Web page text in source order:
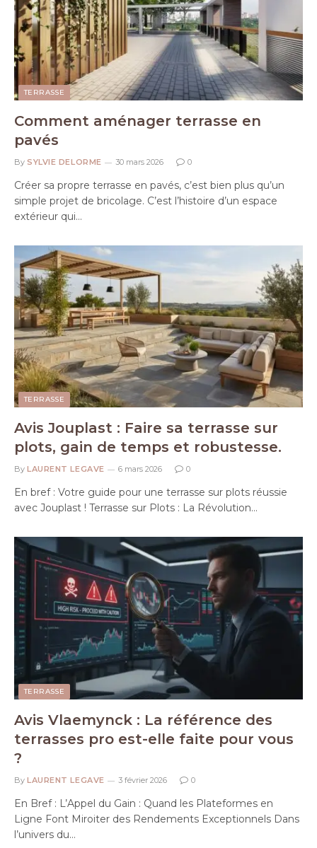
TERRASSE
Comment aménager terrasse en
pavés
By SYLVIE DELORME 30 mars 2026 0
Créer sa propre terrasse en pavés, c’est bien plus qu’un
simple projet de bricolage. C’est l’histoire d’un espace
extérieur qui…
TERRASSE
Avis Jouplast : Faire sa terrasse sur
plots, gain de temps et robustesse.
By LAURENT LEGAVE 6 mars 2026 0
En bref : Votre guide pour une terrasse sur plots réussie
avec Jouplast ! Terrasse sur Plots : La Révolution…
TERRASSE
Avis Vlaemynck : La référence des
terrasses pro est-elle faite pour vous
?
By LAURENT LEGAVE 3 février 2026 0
En Bref : L’Appel du Gain : Quand les Plateformes en
Ligne Font Miroiter des Rendements Exceptionnels Dans
l’univers du…